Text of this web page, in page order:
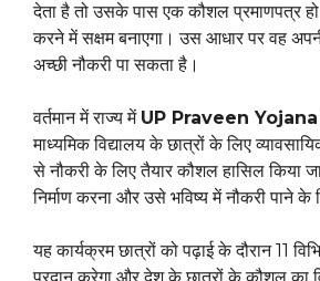
देता है तो उसके पास एक कौशल प्रमाणपत्र
करने में सक्षम बनाएगा। उस आधार पर वह
अच्छी नौकरी पा सकता है।
वर्तमान में राज्य में UP Praveen Yojana
माध्यमिक विद्यालय के छात्रों के लिए
से नौकरी के लिए तैयार कौशल हासिल किया
निर्माण करना और उसे भविष्य में नौकरी पाने के
यह कार्यक्रम छात्रों को पढ़ाई के दौरान 11